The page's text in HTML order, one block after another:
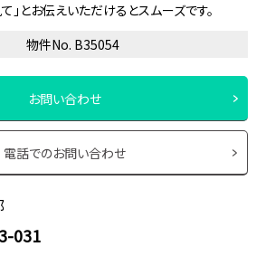
」とお伝えいただけるとスムーズです。
物件No. B35054
お問い合わせ
電話でのお問い合わせ
031